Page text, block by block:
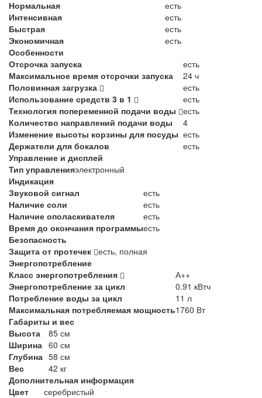
Нормальная
есть
Интенсивная
есть
Быстрая
есть
Экономичная
есть
Особенности
Отсрочка запуска
есть
Максимальное время отсрочки запуска
24 ч
Половинная загрузка
есть
Использование средств 3 в 1
есть
Технология попеременной подачи воды
есть
Количество направлений подачи воды
4
Изменение высоты корзины для посуды есть
Держатели для бокалов
есть
Управление и дисплей
Тип управленияэлектронный
Индикация
Звуковой сигнал
есть
Наличие соли
есть
Наличие ополаскивателя
есть
Время до окончания программыесть
Безопасность
Защита от протечек есть, полная
Энергопотребление
Класс энергопотребления
А++
Энергопотребление за цикл
0.91 кВтч
Потребление воды за цикл
11 л
Максимальная потребляемая мощность1760 Вт
Габариты и вес
Высота
85 см
Ширина 60 см
Глубина 58 см
Вес
42 кг
Дополнительная информация
Цвет
серебристый